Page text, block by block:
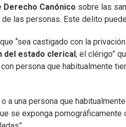
Derecho Canónico sobre las
las personas. Este delito
“sea castigado con la
del estado clerical , el clérigo”
persona que habitualmente
a una persona que
se exponga